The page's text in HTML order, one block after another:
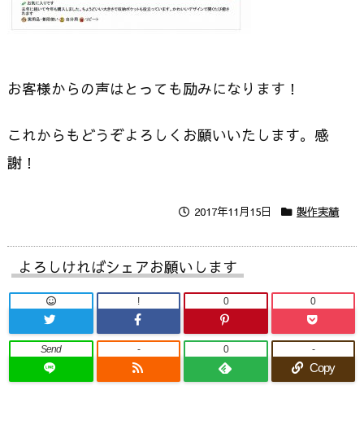
お客様からの声はとっても励みになります！
これからもどうぞよろしくお願いいたします。感
謝！
2017年11月15日 製作実績
よろしければシェアお願いします
! 0 0
Send - 0
Copy
-